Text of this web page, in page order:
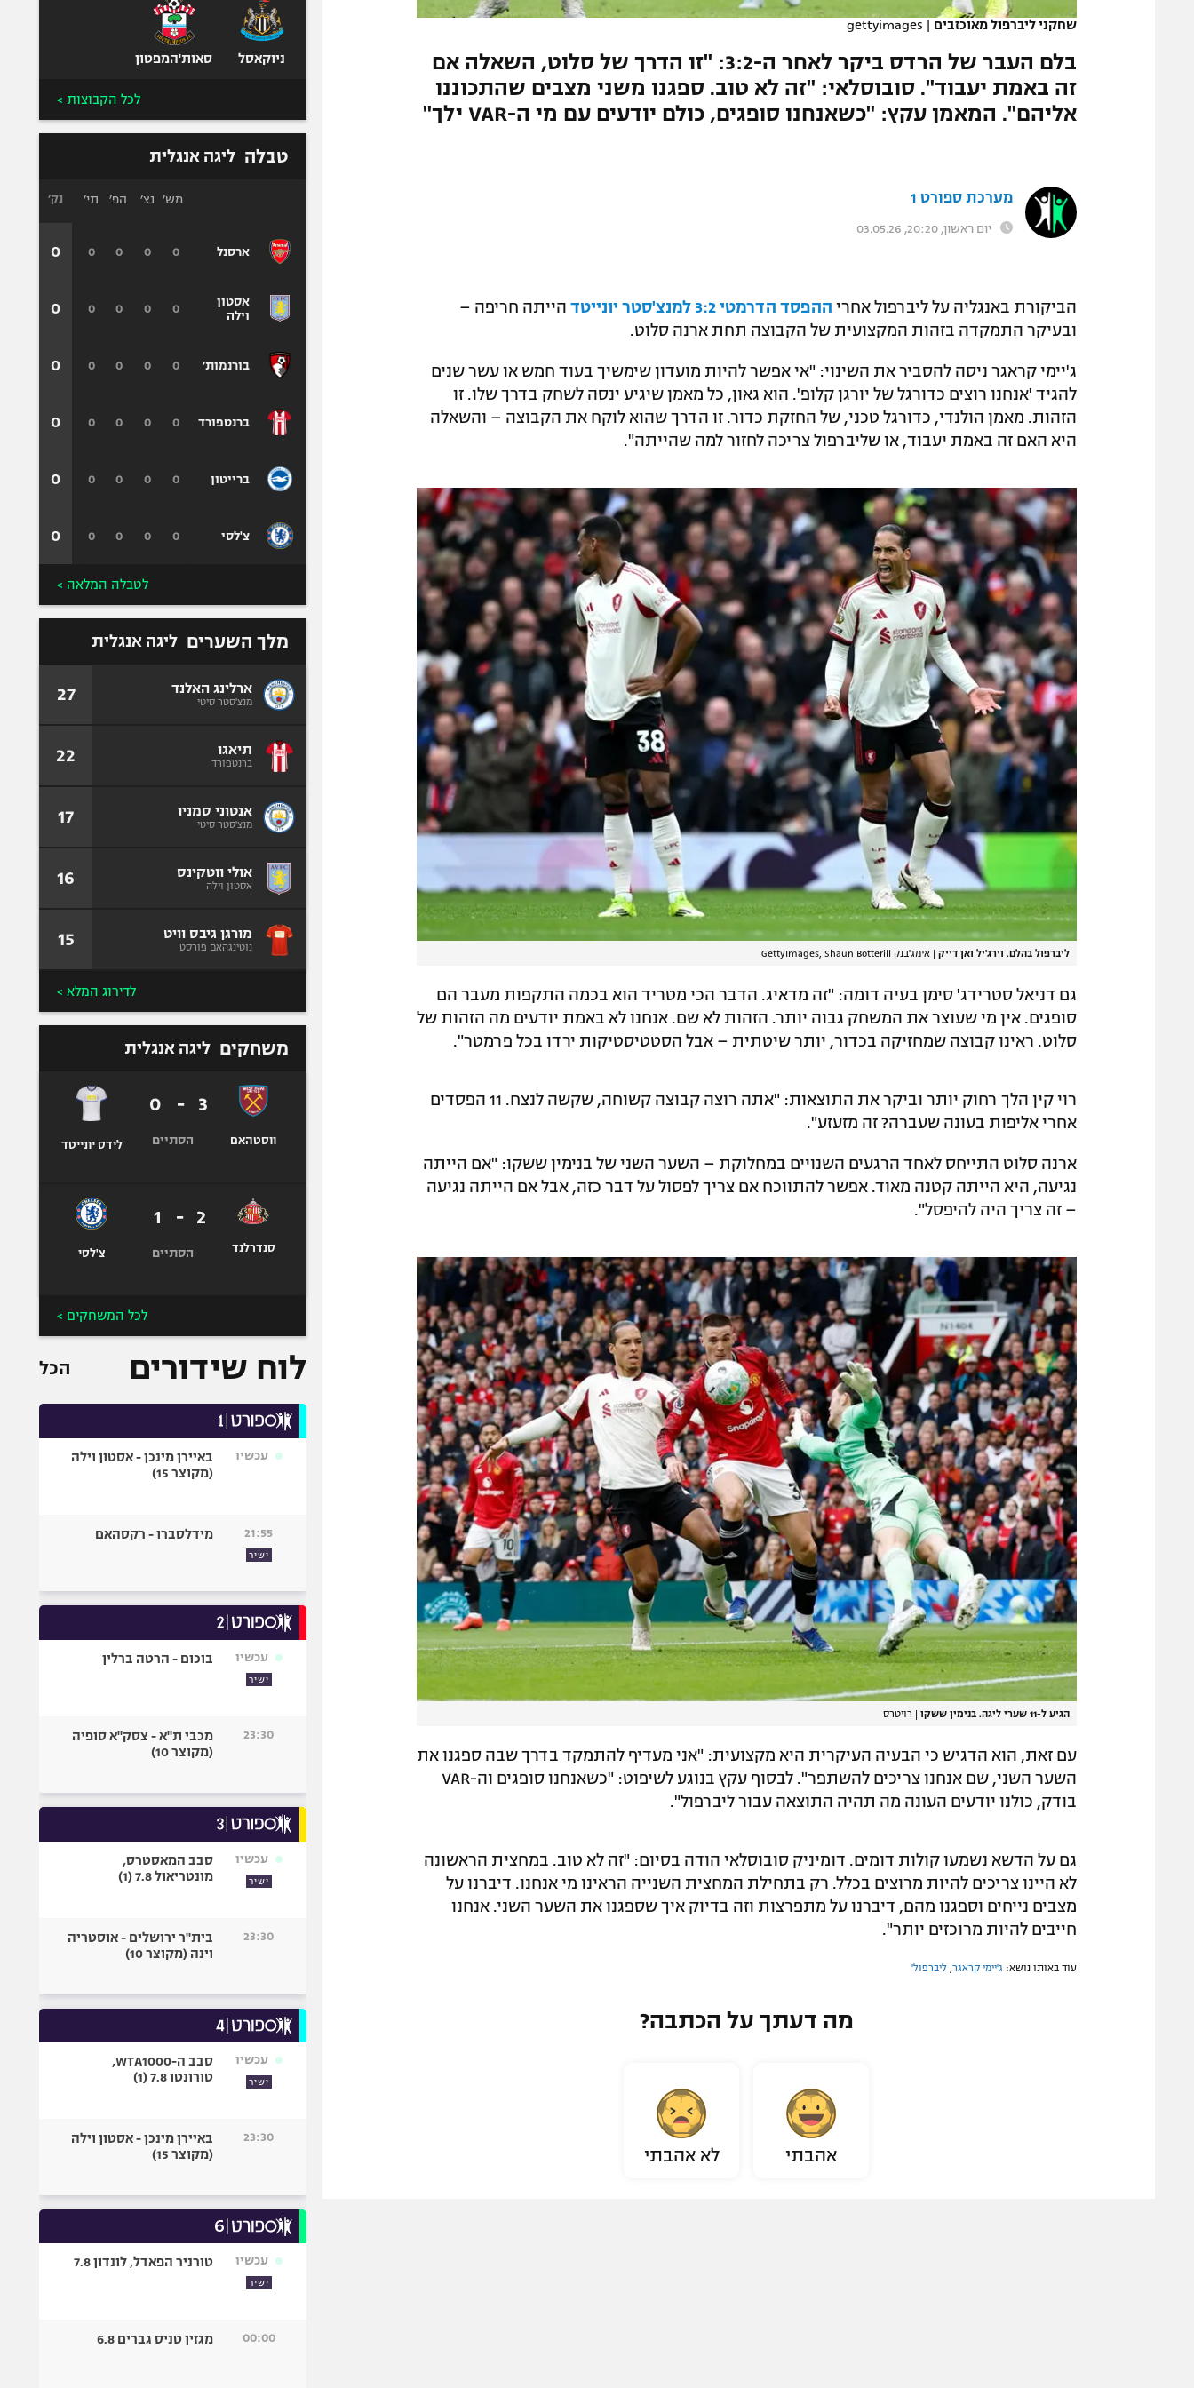
שחקני ליברפול מאוכזבים |
gettyimages
בלם העבר של הרדס ביקר לאחר ה-3:2: "זו הדרך של סלוט, השאלה אם
זה באמת יעבוד". סובוסלאי: "זה לא טוב. ספגנו משני מצבים שהתכוננו
אליהם". המאמן עקץ: "כשאנחנו סופגים, כולם יודעים עם מי ה-VAR ילך"
מערכת ספורט 1
יום ראשון, 20:20, 03.05.26
הביקורת באנגליה על ליברפול אחרי ההפסד הדרמטי 3:2 למנצ'סטר יונייטד
הייתה חריפה –
ובעיקר התמקדה בזהות המקצועית של הקבוצה תחת ארנה סלוט.
ג'יימי קראגר ניסה להסביר את השינוי: "אי אפשר להיות מועדון שימשיך בעוד חמש או עשר שנים
להגיד 'אנחנו רוצים כדורגל של יורגן קלופ'. הוא גאון, כל מאמן שיגיע ינסה לשחק בדרך שלו. זו
הזהות. מאמן הולנדי, כדורגל טכני, של החזקת כדור. זו הדרך שהוא לוקח את הקבוצה – והשאלה
היא האם זה באמת יעבוד, או שליברפול צריכה לחזור למה שהייתה".
ליברפול בהלם. וירג'יל ואן דייק | אימג'בנק GettyImages, Shaun Botterill
גם דניאל סטרידג' סימן בעיה דומה: "זה מדאיג. הדבר הכי מטריד הוא בכמה התקפות מעבר הם
סופגים. אין מי שעוצר את המשחק גבוה יותר. הזהות לא שם. אנחנו לא באמת יודעים מה הזהות של
סלוט. ראינו קבוצה שמחזיקה בכדור, יותר שיטתית – אבל הסטטיסטיקות ירדו בכל פרמטר".
רוי קין הלך רחוק יותר וביקר את התוצאות: "אתה רוצה קבוצה קשוחה, שקשה לנצח. 11 הפסדים
אחרי אליפות בעונה שעברה? זה מזעזע".
ארנה סלוט התייחס לאחד הרגעים השנויים במחלוקת – השער השני של בנימין ששקו: "אם הייתה
נגיעה, היא הייתה קטנה מאוד. אפשר להתווכח אם צריך לפסול על דבר כזה, אבל אם הייתה נגיעה
– זה צריך היה להיפסל".
הגיע ל-11 שערי ליגה. בנימין ששקו | רויטרס
עם זאת, הוא הדגיש כי הבעיה העיקרית היא מקצועית: "אני מעדיף להתמקד בדרך שבה ספגנו את
השער השני, שם אנחנו צריכים להשתפר". לבסוף עקץ בנוגע לשיפוט: "כשאנחנו סופגים וה-VAR
בודק, כולנו יודעים העונה מה תהיה התוצאה עבור ליברפול".
גם על הדשא נשמעו קולות דומים. דומיניק סובוסלאי הודה בסיום: "זה לא טוב. במחצית הראשונה
לא היינו צריכים להיות מרוצים בכלל. רק בתחילת המחצית השנייה הראינו מי אנחנו. דיברנו על
מצבים נייחים וספגנו מהם, דיברנו על מתפרצות וזה בדיוק איך שספגנו את השער השני. אנחנו
חייבים להיות מרוכזים יותר".
עוד באותו נושא: ג'יימי קראגר ליברפול'
מה דעתך על הכתבה?
אהבתי לא אהבתי
ניוקאסל סאות'המפטון
לכל הקבוצות >
טבלה ליגה אנגלית
ארסנל
אסטון
וילה
בורנמות׳
ברנטפורד
ברייטון
צ'לסי
מש׳ נצ׳ הפ׳ תי׳
0
0
0
0
0
0
0
0
0
0
0
0
0
0
0
0
0
0
0
0
0
0
0
0
נק׳
0
0
0
0
0
0
לטבלה המלאה >
מלך השערים ליגה אנגלית
ארלינג האלנד
מנצ'סטר סיטי 27
תיאגו
ברנטפורד 22
אנטוני סמניו
מנצ'סטר סיטי 17
אולי ווטקינס
אסטון וילה 16
מורגן גיבס וויט
נוטינגהאם פורסט 15
לדירוג המלא >
משחקים ליגה אנגלית
ווסטהאם
3
-
0
הסתיים לידס יונייטד
סנדרלנד
2
-
1
הסתיים צ'לסי
לכל המשחקים >
לוח שידורים הכל
עכשיו
באיירן מינכן - אסטון וילה
(מקוצר 15)
21:55
ישיר
מידלסברו - רקסהאם
עכשיו
ישיר
בוכום - הרטה ברלין
23:30
מכבי ת"א - צסק"א סופיה
(מקוצר 10)
עכשיו
ישיר
סבב המאסטרס,
מונטריאול 7.8 (1)
23:30
בית"ר ירושלים - אוסטריה
וינה (מקוצר 10)
עכשיו
ישיר
סבב ה-WTA1000,
טורונטו 7.8 (1)
23:30
באיירן מינכן - אסטון וילה
(מקוצר 15)
עכשיו
ישיר
טורניר הפאדל, לונדון 7.8
00:00 מגזין טניס גברים 6.8